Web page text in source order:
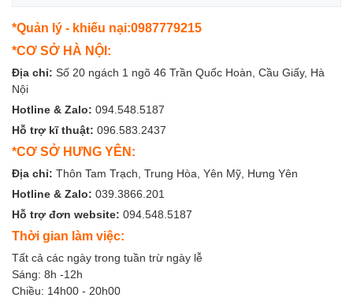
*Quản lý - khiếu nại:0987779215
*CƠ SỞ HÀ NỘI:
Địa chỉ: Số 20 ngách 1 ngõ 46 Trần Quốc Hoàn, Cầu Giấy, Hà
Nội
Hotline & Zalo: 094.548.5187
Hỗ trợ kĩ thuật: 096.583.2437
*CƠ SỞ HƯNG YÊN:
Địa chỉ: Thôn Tam Trạch, Trung Hòa, Yên Mỹ, Hưng Yên
Hotline & Zalo: 039.3866.201
Hỗ trợ đơn website: 094.548.5187
Thời gian làm việc:
Tất cả các ngày trong tuần trừ ngày lễ
Sáng: 8h -12h
Chiều: 14h00 - 20h00